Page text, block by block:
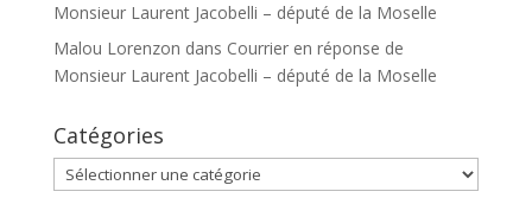
Monsieur Laurent Jacobelli – député de la Moselle
Malou Lorenzon dans Courrier en réponse de
Monsieur Laurent Jacobelli – député de la Moselle
Catégories
Catégories